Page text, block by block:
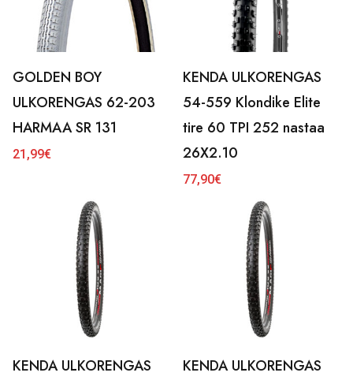
GOLDEN BOY
ULKORENGAS 62-203
HARMAA SR 131
21,99€
KENDA ULKORENGAS
54-559 Klondike Elite
tire 60 TPI 252 nastaa
26X2.10
77,90€
KENDA ULKORENGAS
KENDA ULKORENGAS